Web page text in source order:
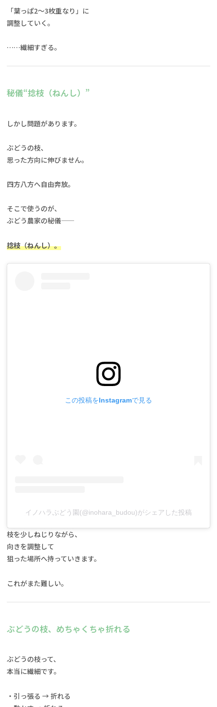
「葉っぱ2〜3枚重なり」に
調整していく。
……繊細すぎる。
秘儀“捻枝（ねんし）”
しかし問題があります。
ぶどうの枝、
思った方向に伸びません。
四方八方へ自由奔放。
そこで使うのが、
ぶどう農家の秘儀——
捻枝（ねんし）。
この投稿をInstagramで見る
イノハラぶどう園(@inohara_budou)がシェアした投稿
枝を少しねじりながら、
向きを調整して
狙った場所へ持っていきます。
これがまた難しい。
ぶどうの枝、めちゃくちゃ折れる
ぶどうの枝って、
本当に繊細です。
・引っ張る → 折れる